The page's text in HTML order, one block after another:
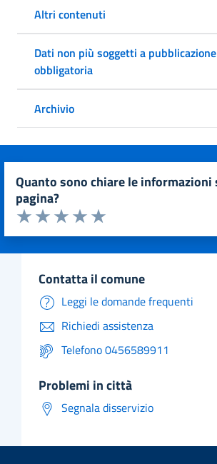
Altri contenuti
Dati non più soggetti a pubblicazione
obbligatoria
Archivio
quanto sono chiare le informazioni su questa
pagina?
Valuta da 1 a 5 stelle la pagina
Valuta 5 stelle su 5
Valuta 4 stelle su 5
Valuta 3 stelle su 5
Valuta 2 stelle su 5
Valuta 1 stelle su 5
contatta il comune
Leggi le domande frequenti
Richiedi assistenza
Telefono 0456589911
problemi in città
Segnala disservizio